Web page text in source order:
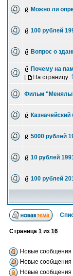
Можно ли
100 рублей
Вопрос о
Почему на
[
На страницу: 1
Фильм
Казначейский
5000 рублей
10 рублей
100 рублей
Страница 1 из 16
Новые сообщения
Новые сообщения
Новые сообщения